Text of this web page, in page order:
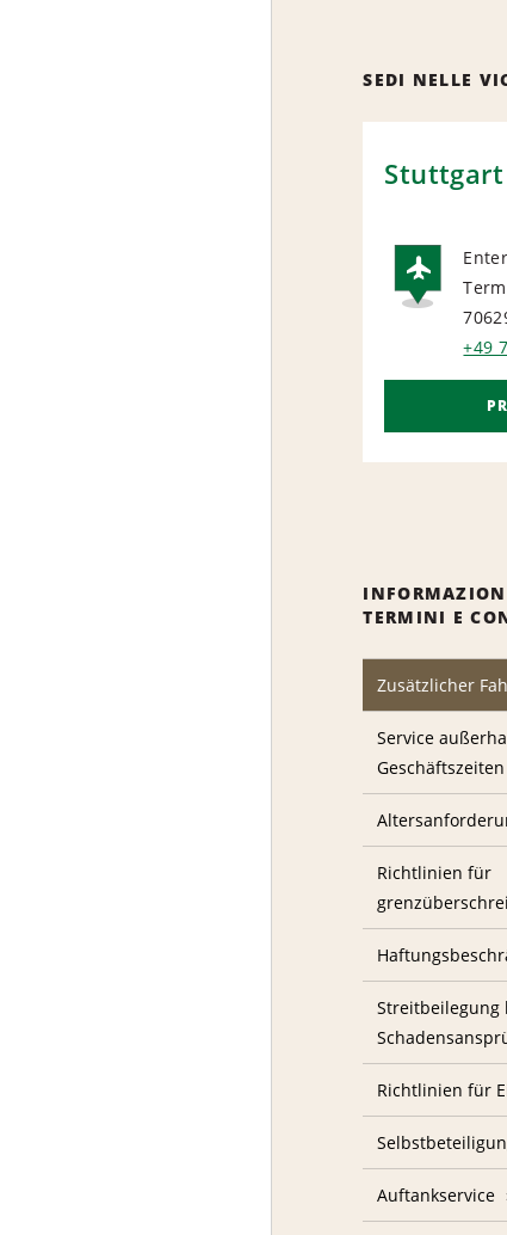
SEDI NELLE
Stuttgart
+49
TERMINI E
Zusätzlicher
Service
Geschäftszeiten
Richtlinien für
Streitbeilegung
Richtlinien für
Auftankservice